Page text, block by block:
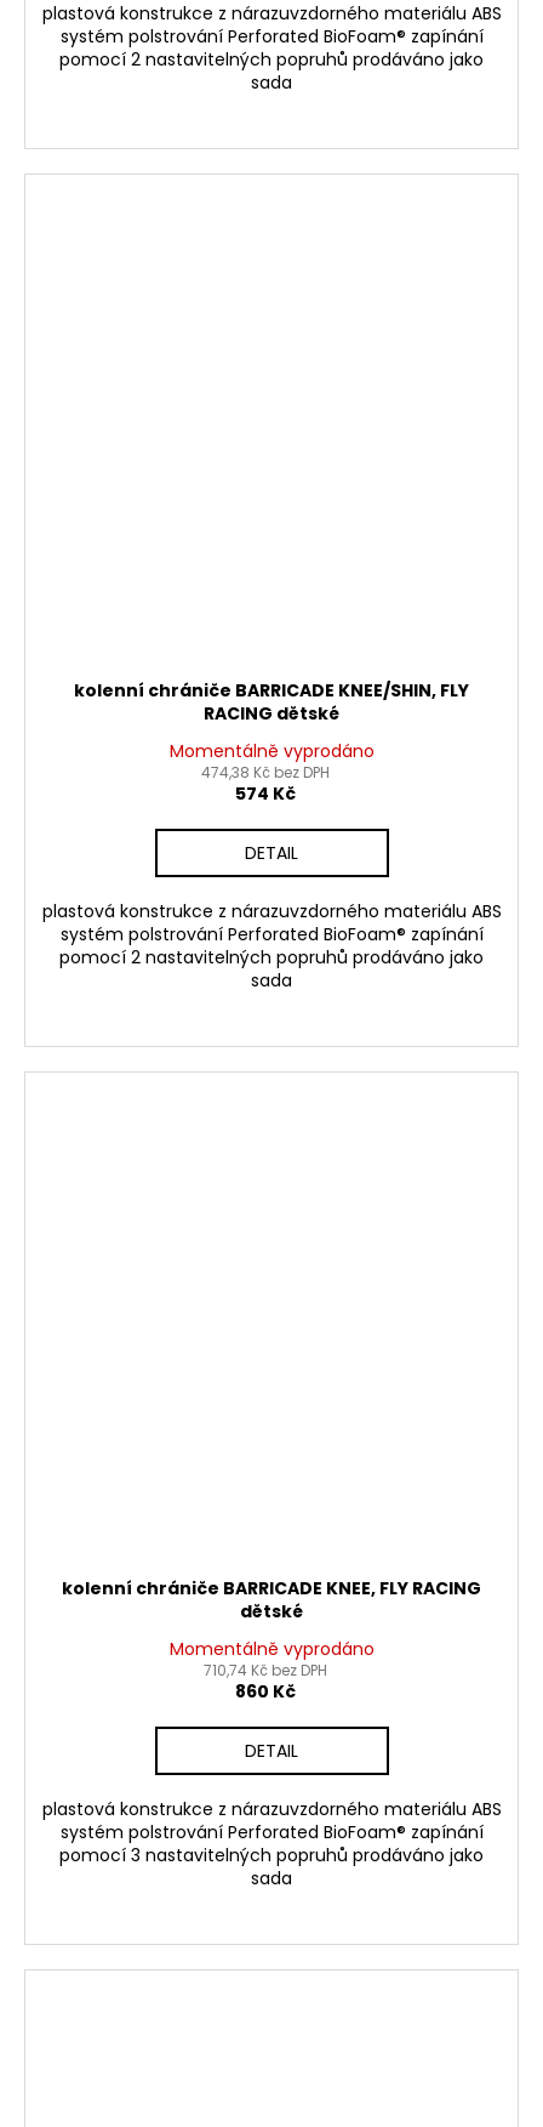
plastová konstrukce z nárazuvzdorného materiálu ABS
systém polstrování Perforated BioFoam® zapínání
pomocí 2 nastavitelných popruhů prodáváno jako
sada
kolenní chrániče BARRICADE KNEE/SHIN, FLY
RACING dětské
Momentálně vyprodáno
474,38 Kč bez DPH
574 Kč
DETAIL
plastová konstrukce z nárazuvzdorného materiálu ABS
systém polstrování Perforated BioFoam® zapínání
pomocí 2 nastavitelných popruhů prodáváno jako
sada
kolenní chrániče BARRICADE KNEE, FLY RACING
dětské
Momentálně vyprodáno
710,74 Kč bez DPH
860 Kč
DETAIL
plastová konstrukce z nárazuvzdorného materiálu ABS
systém polstrování Perforated BioFoam® zapínání
pomocí 3 nastavitelných popruhů prodáváno jako
sada